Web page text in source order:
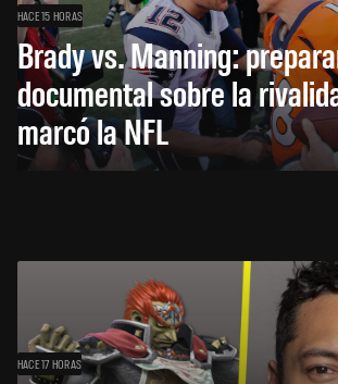
HACE 15 HORAS
Brady vs. Manning:
documental sobre la
marcó la NFL
HACE 17 HORAS